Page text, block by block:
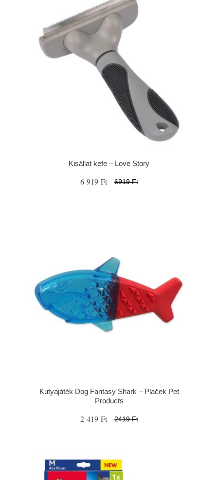
Kisállat kefe – Love Story
6 919 Ft 6919 Ft
Kutyajáték Dog Fantasy Shark – Plaček Pet
Products
2 419 Ft 2419 Ft